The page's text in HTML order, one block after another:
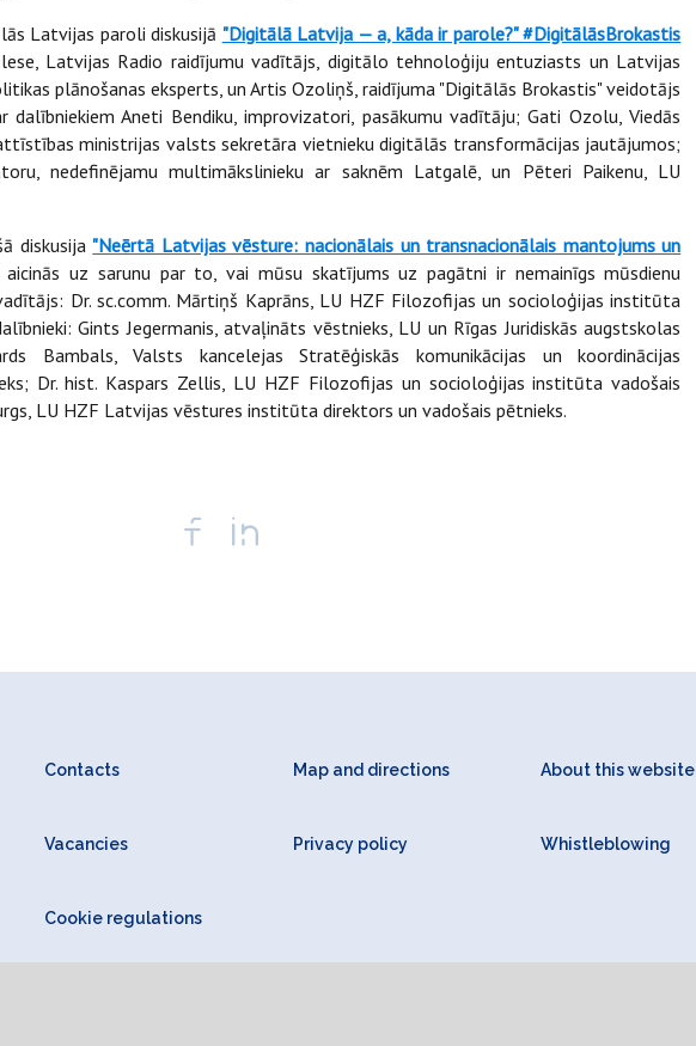
Latvijas paroli diskusijā "Digitālā Latvija — a, kāda ir parole?" #DigitālāsBrokastis
Latvijas Radio raidījumu vadītājs, digitālo tehnoloģiju entuziasts un Latvijas
plānošanas eksperts, un Artis Ozoliņš, raidījuma "Digitālās Brokastis" veidotājs
dalībniekiem Aneti Bendiku, improvizatori, pasākumu vadītāju; Gati Ozolu, Viedās
ministrijas valsts sekretāra vietnieku digitālās transformācijas jautājumos;
nedefinējamu multimākslinieku ar saknēm Latgalē, un Pēteri Paikenu, LU
diskusija "Neērtā Latvijas vēsture: nacionālais un transnacionālais mantojums un
aicinās uz sarunu par to, vai mūsu skatījums uz pagātni ir nemainīgs mūsdienu
Dr. sc.comm. Mārtiņš Kaprāns, LU HZF Filozofijas un socioloģijas institūta
Gints Jegermanis, atvaļināts vēstnieks, LU un Rīgas Juridiskās augstskolas
Bambals, Valsts kancelejas Stratēģiskās komunikācijas un koordinācijas
Dr. hist. Kaspars Zellis, LU HZF Filozofijas un socioloģijas institūta vadošais
LU HZF Latvijas vēstures institūta direktors un vadošais pētnieks.
Contacts Map and directions About this website
Vacancies Privacy policy Whistleblowing
Cookie regulations